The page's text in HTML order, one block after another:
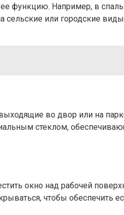
функцию. Например, в
сельские или городские
во двор или на
стеклом,
окно над рабочей
чтобы обеспечить